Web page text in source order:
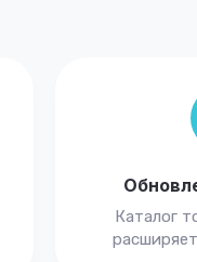
Каталог